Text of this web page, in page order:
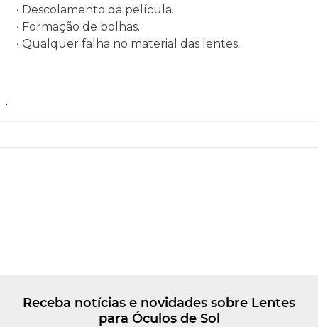
• Descolamento da película.
• Formação de bolhas.
• Qualquer falha no material das lentes.
.
Receba notícias e novidades sobre Lentes
para Óculos de Sol